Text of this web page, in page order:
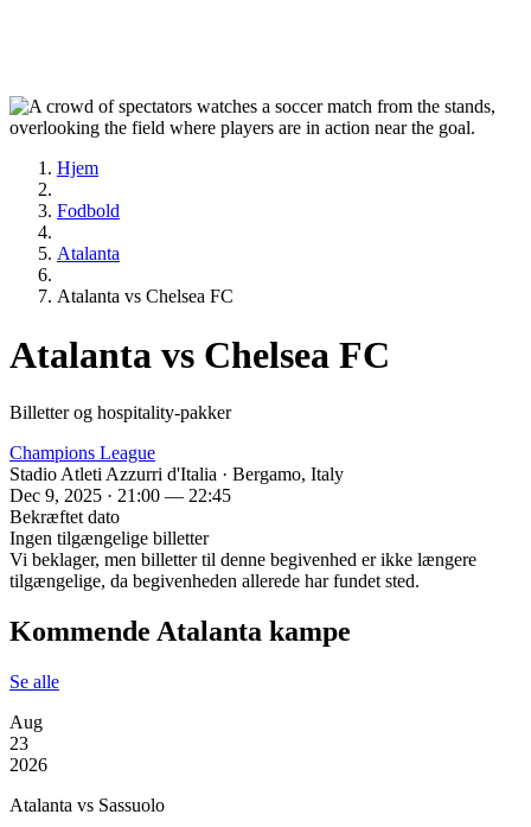
Hjem
Fodbold
Atalanta
Atalanta vs Chelsea FC
Atalanta vs Chelsea FC
Billetter og hospitality-pakker
Champions League
Stadio Atleti Azzurri d'Italia · Bergamo, Italy
Dec 9, 2025 · 21:00 — 22:45
Bekræftet dato
Ingen tilgængelige billetter
Vi beklager, men billetter til denne begivenhed er ikke længere
tilgængelige, da begivenheden allerede har fundet sted.
Kommende Atalanta kampe
Se alle
Aug
23
2026
Atalanta vs Sassuolo